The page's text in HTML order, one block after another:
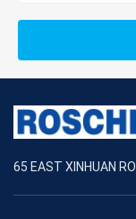
65 EAST XINHUAN